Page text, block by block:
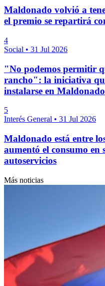
Maldonado volvió a
el premio se repartirá
4
Social • 31 Jul 2026
"No podemos permitir
rancho": la iniciativa
instalarse en Maldonado
5
Interés General • 31 Jul 2026
Maldonado está entre
aumentó el consumo en
autoservicios
Más noticias